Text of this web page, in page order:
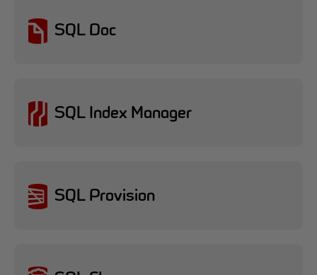
SQL Doc
SQL Index Manager
SQL Provision